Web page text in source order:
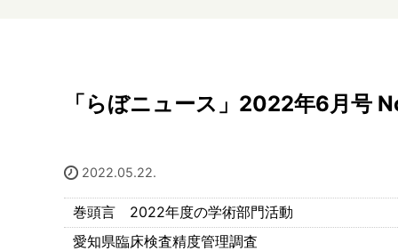
「らぼニュース」2022年6月号
2022.05.22.
巻頭言 2022年度の学術部門活動
愛知県臨床検査精度管理調査